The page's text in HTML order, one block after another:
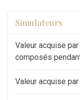
Simulateurs
Valeur acquise
composés
Valeur acquise